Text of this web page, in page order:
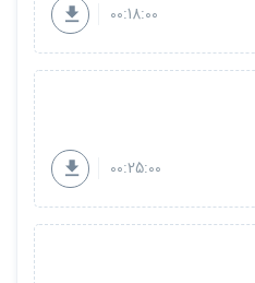
00:18:00
00:25:00